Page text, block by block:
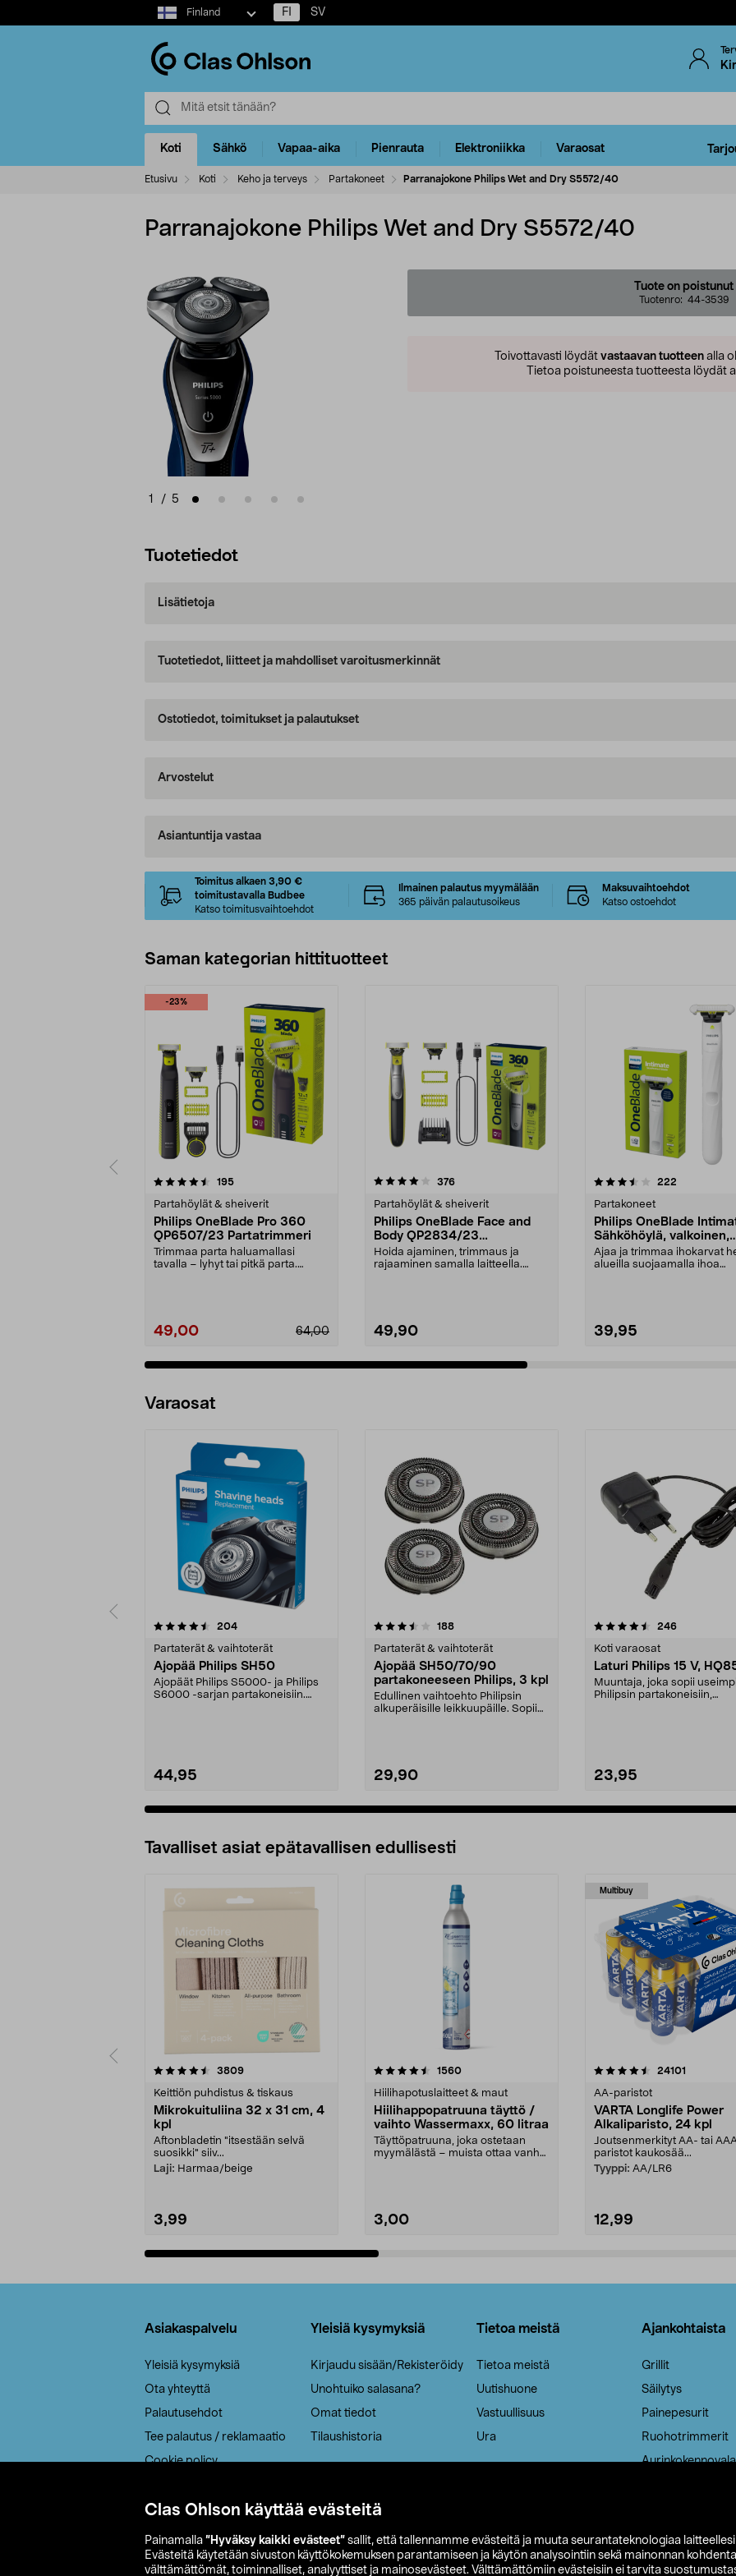
Clas Ohlson käyttää evästeitä
Painamalla ”Hyväksy kaikki evästeet” sallit, että tallennamme evästeitä ja muuta seurantateknologiaa laitteellesi
Evästeitä käytetään sivuston käyttökokemuksen parantamiseen ja käytön analysointiin sekä mainonnan
välttämättömät, toiminnalliset, analyyttiset ja mainosevästeet. Välttämättömiin evästeisiin ei tarvita
Select
market
Finland FI SV
Koti Sähkö Vapaa-aika Pienrauta Elektroniikka Varaosat
Etusivu Koti Keho ja terveys Partakoneet Parranajokone Philips Wet and Dry S5572/40
Parranajokone Philips Wet and Dry S5572/40
1 / 5
Tuote on poistunut
Tuotenro: 44-3539
Toivottavasti löydät vastaavan tuotteen alla
Tietoa poistuneesta tuotteesta löydät
Tuotetiedot
Lisätietoja
Tuotetiedot, liitteet ja mahdolliset varoitusmerkinnät
Ostotiedot, toimitukset ja palautukset
Arvostelut
Asiantuntija vastaa
Toimitus alkaen 3,90 €
toimitustavalla Budbee
Katso toimitusvaihtoehdot
Ilmainen palautus myymälään
365 päivän palautusoikeus
Maksuvaihtoehdot
Katso ostoehdot
Saman kategorian hittituotteet
-23%
195arvostelut
Partahöylät & sheiverit
Philips OneBlade Pro 360
QP6507/23 Partatrimmeri
Trimmaa parta haluamallasi
tavalla – lyhyt tai pitkä parta.
49,00 64,00
4.0 viidestä
376arvostelut
Partahöylät & sheiverit
Philips OneBlade Face and
Body QP2834/23
Sähkökäyttöinen partahöylä
Hoida ajaminen, trimmaus ja
rajaaminen samalla laitteella.
49,90
3.5 viidestä
222
Partakoneet
Philips OneBlade
Sähköhöylä, valkoinen,
QP1924/22
Ajaa ja trimmaa ihokarvat
alueilla suojaamalla ihoa
39,95
4.5 viidestä
Varaosat
204arvostelut
Partaterät & vaihtoterät
Ajopää Philips SH50
Ajopäät Philips S5000- ja Philips
S6000 -sarjan partakoneisiin.
44,95
3.5viidestä
188arvostelut
Partaterät & vaihtoterät
Ajopää SH50/70/90
partakoneeseen Philips, 3 kpl
Edullinen vaihtoehto Philipsin
alkuperäisille leikkuupäille. Sopii
29,90
4.5viidestä
246arvostelut
Koti varaosat
Laturi Philips 15 V,
Muuntaja, joka sopii
Philipsin partakoneisiin,
23,95
4.0viidestä
Tavalliset asiat epätavallisen edullisesti
3809arvostelut
Keittiön puhdistus & tiskaus
Mikrokuituliina 32 x 31 cm, 4
kpl
Aftonbladetin "itsestään selvä
suosikki" siiv...
Laji: Harmaa/beige
3,99
4.5viidestä
1560arvostelut
Hiilihapotuslaitteet & maut
Hiilihappopatruuna täyttö /
vaihto Wassermaxx, 60 litraa
Täyttöpatruuna, joka ostetaan
myymälästä – muista ottaa vanha
3,00
Multibuy
4.5viidestä
24101
AA-paristot
VARTA Longlife Power
Alkaliparisto, 24 kpl
Joutsenmerkityt AA- tai
paristot kaukosää...
Tyyppi: AA/LR6
12,99
4.5viidestä
Asiakaspalvelu
Yleisiä kysymyksiä
Ota yhteyttä
Palautusehdot
Tee palautus / reklamaatio
Cookie policy
Saavutettavuus
Yleisiä kysymyksiä
Kirjaudu sisään/Rekisteröidy
Unohtuiko salasana?
Omat tiedot
Tilaushistoria
Tietoa meistä
Tietoa meistä
Uutishuone
Vastuullisuus
Ura
Ajankohtaista
Grillit
Säilytys
Painepesurit
Ruohotrimmerit